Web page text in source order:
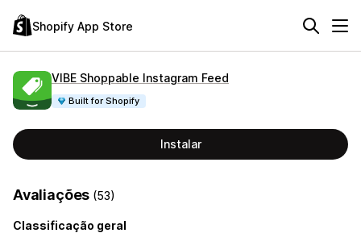
Shopify App Store
VIBE Shoppable Instagram Feed
Built for Shopify
Instalar
Avaliações (53)
Classificação geral